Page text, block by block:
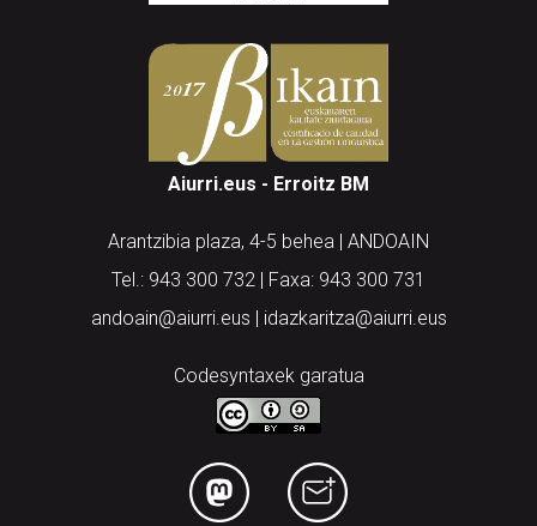
Aiurri.eus - Erroitz BM
Arantzibia plaza, 4-5 behea | ANDOAIN
Tel.: 943 300 732 | Faxa: 943 300 731
andoain@aiurri.eus | idazkaritza@aiurri.eus
Codesyntaxek garatua